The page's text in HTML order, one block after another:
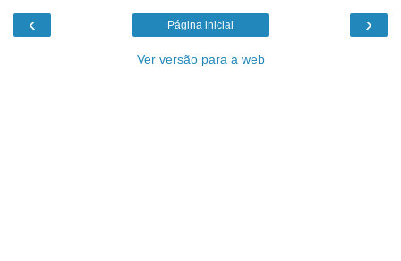
‹ ›
Página inicial
Ver versão para a web